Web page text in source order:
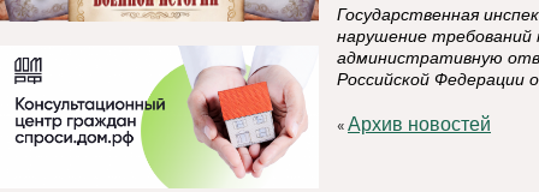
Государственная
нарушение требований
административную
Российской Федерации
«Архив новостей